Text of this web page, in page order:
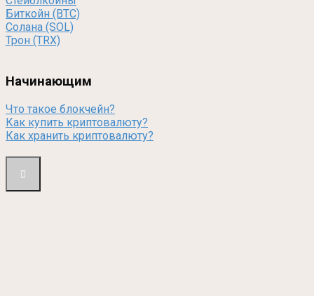
Биткойн (BTC)
Солана (SOL)
Трон (TRX)
Начинающим
Что такое блокчейн?
Как купить криптовалюту?
Как хранить криптовалюту?